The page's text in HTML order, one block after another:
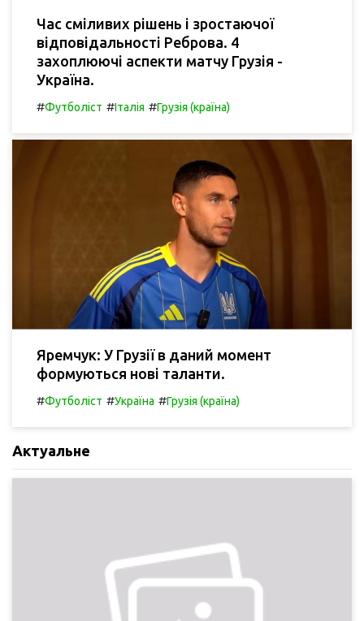
Час сміливих рішень і зростаючої
відповідальності Реброва. 4
захоплюючі аспекти матчу Грузія -
Україна.
#Футболіст #Італія #Грузія (країна)
Яремчук: У Грузії в даний момент
формуються нові таланти.
#Футболіст #Україна #Грузія (країна)
Актуальне